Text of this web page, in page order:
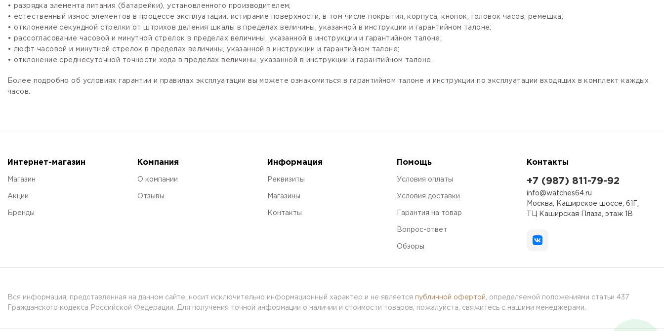
• разрядка элемента питания (батарейки), установленного производителем;
• естественный износ элементов в процессе эксплуатации: истирание поверхности, в том числе покрытия, корпуса, кнопок, головок часов, ремешка;
• отклонение секундной стрелки от штрихов деления шкалы в пределах величины, указанной в инструкции и гарантийном талоне;
• рассогласование часовой и минутной стрелок в пределах величины, указанной в инструкции и гарантийном талоне;
• люфт часовой и минутной стрелок в пределах величины, указанной в инструкции и гарантийном талоне;
• отклонение среднесуточной точности хода в пределах величины, указанной в инструкции и гарантийном талоне.
Более подробно об условиях гарантии и правилах эксплуатации вы можете ознакомиться в гарантийном талоне и инструкции по эксплуатации входящих в комплект каждых
часов.
Интернет-магазин
Магазин
Акции
Бренды
Компания
О компании
Отзывы
Информация
Реквизиты
Магазины
Контакты
Помощь
Условия оплаты
Условия доставки
Гарантия на товар
Вопрос-ответ
Обзоры
Контакты
+7 (987) 811-79-92
info@watches64.ru
Москва, Каширское шоссе, 61Г,
ТЦ Каширская Плаза, этаж 1В
Вся информация, представленная на данном сайте, носит исключительно информационный характер и не является публичной офертой , определяемой положениями статьи 437
Гражданского кодекса Российской Федерации. Для получения точной информации о наличии и стоимости товаров, пожалуйста, свяжитесь с нашими менеджерами.